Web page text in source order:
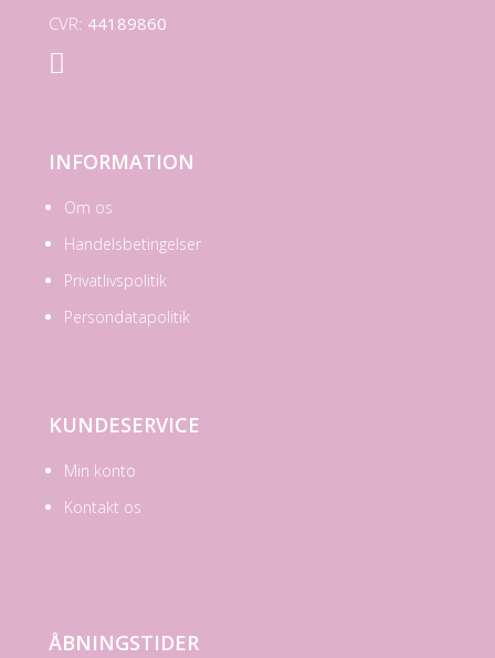
CVR: 44189860

INFORMATION
Om os
Handelsbetingelser
Privatlivspolitik
Persondatapolitik
KUNDESERVICE
Min konto
Kontakt os
ÅBNINGSTIDER